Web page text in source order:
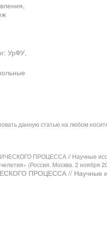
УрФУ,
данную статью на любом
ПРОЦЕССА // Научные
(Россия. Москва. 2 ноября
ПРОЦЕССА // Научные